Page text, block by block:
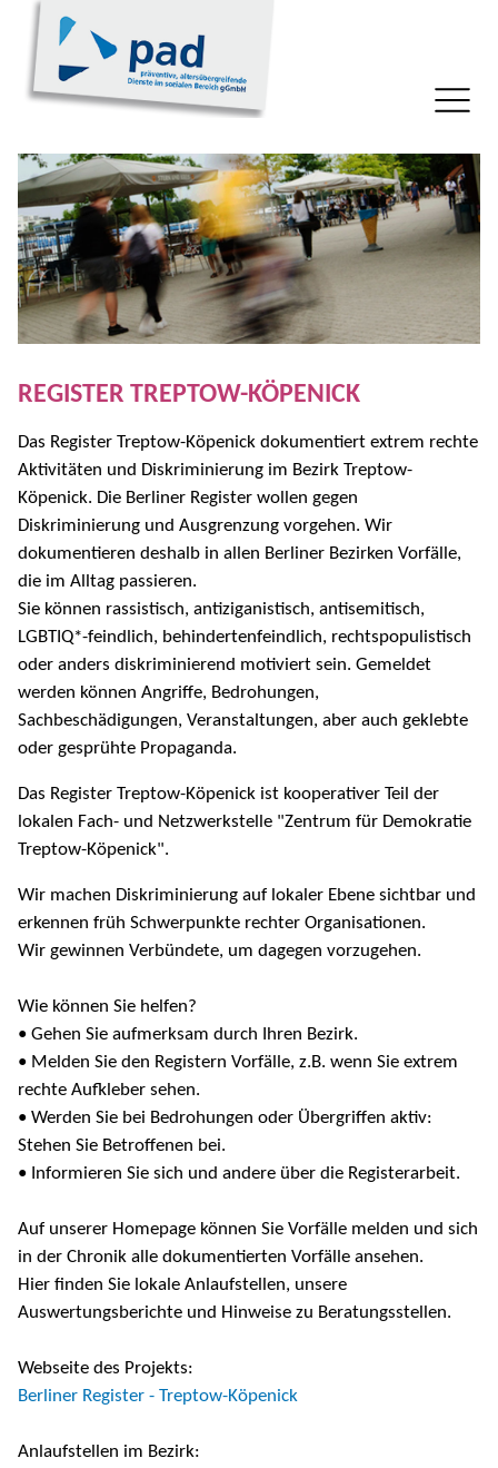
REGISTER TREPTOW-KÖPENICK
Das Register Treptow-Köpenick dokumentiert extrem rechte
Aktivitäten und Diskriminierung im Bezirk Treptow-
Köpenick. Die Berliner Register wollen gegen
Diskriminierung und Ausgrenzung vorgehen. Wir
dokumentieren deshalb in allen Berliner Bezirken Vorfälle,
die im Alltag passieren.
Sie können rassistisch, antiziganistisch, antisemitisch,
LGBTIQ*-feindlich, behindertenfeindlich, rechtspopulistisch
oder anders diskriminierend motiviert sein. Gemeldet
werden können Angriffe, Bedrohungen,
Sachbeschädigungen, Veranstaltungen, aber auch geklebte
oder gesprühte Propaganda.
Das Register Treptow-Köpenick ist kooperativer Teil der
lokalen Fach- und Netzwerkstelle "Zentrum für Demokratie
Treptow-Köpenick".
Wir machen Diskriminierung auf lokaler Ebene sichtbar und
erkennen früh Schwerpunkte rechter Organisationen.
Wir gewinnen Verbündete, um dagegen vorzugehen.
Wie können Sie helfen?
• Gehen Sie aufmerksam durch Ihren Bezirk.
• Melden Sie den Registern Vorfälle, z.B. wenn Sie extrem
rechte Aufkleber sehen.
• Werden Sie bei Bedrohungen oder Übergriffen aktiv:
Stehen Sie Betroffenen bei.
• Informieren Sie sich und andere über die Registerarbeit.
Auf unserer Homepage können Sie Vorfälle melden und sich
in der Chronik alle dokumentierten Vorfälle ansehen.
Hier finden Sie lokale Anlaufstellen, unsere
Auswertungsberichte und Hinweise zu Beratungsstellen.
Webseite des Projekts:
Berliner Register - Treptow-Köpenick
Anlaufstellen im Bezirk: